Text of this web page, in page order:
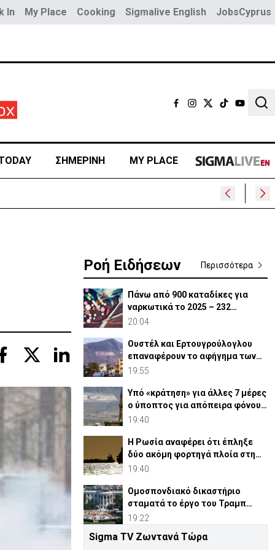
In My Place Cooking Sigmalive English JobsCyprus
ΣΗΜΕΡΙΝΗ MY PLACE
Ροή Ειδήσεων Περισσότερα
Πάνω από 900 καταδίκες για
ναρκωτικά το 2025 – 232
ναρκέμποροι στη φυλακή
20:04
Ουστέλ και Ερτουγρούλογλου
επαναφέρουν το αφήγημα των
Κοκκίνων
19:55
Υπό «κράτηση» για άλλες 7 μέρες
ο ύποπτος για απόπειρα φόνου
σε υπεραγορά
19:40
Η Ρωσία αναφέρει ότι έπληξε
δύο ακόμη φορτηγά πλοία στη
Μαύρη Θάλασσα
19:40
Ομοσπονδιακό δικαστήριο
σταματά το έργο του Τραμπ
στον Λευκό Οίκο
19:22
Πάπας: Θα συναντήσει θύματα
Sigma TV Ζωντανά Τώρα